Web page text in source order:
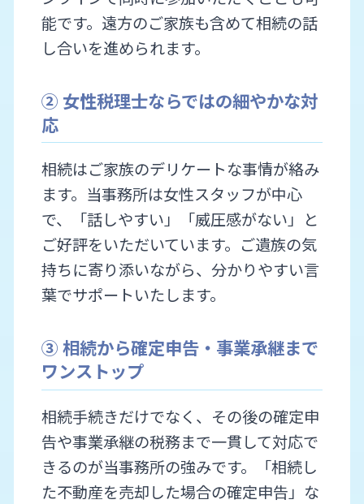
能です。遠方のご家族も含めて相続の話
し合いを進められます。
② 女性税理士ならではの細やかな対
応
相続はご家族のデリケートな事情が絡み
ます。当事務所は女性スタッフが中心
で、「話しやすい」「威圧感がない」と
ご好評をいただいています。ご遺族の気
持ちに寄り添いながら、分かりやすい言
葉でサポートいたします。
③ 相続から確定申告・事業承継まで
ワンストップ
相続手続きだけでなく、その後の確定申
告や事業承継の税務まで一貫して対応で
きるのが当事務所の強みです。「相続し
た不動産を売却した場合の確定申告」な